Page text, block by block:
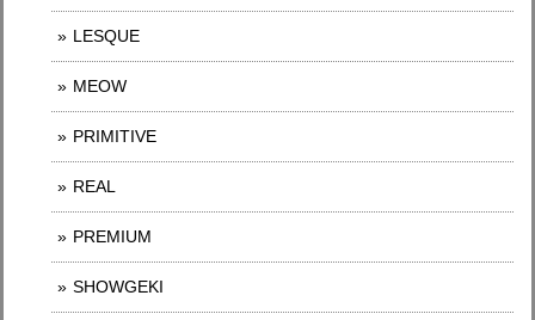
LESQUE
MEOW
PRIMITIVE
REAL
PREMIUM
SHOWGEKI